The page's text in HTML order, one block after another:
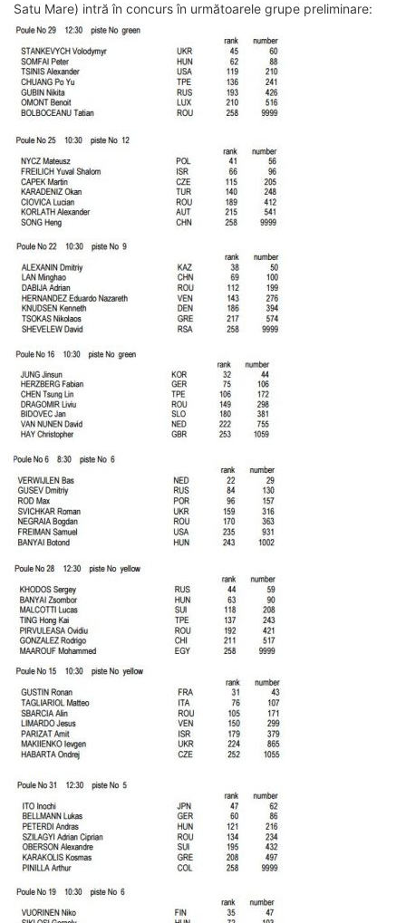
Satu Mare) intră în concurs în următoarele grupe preliminare: